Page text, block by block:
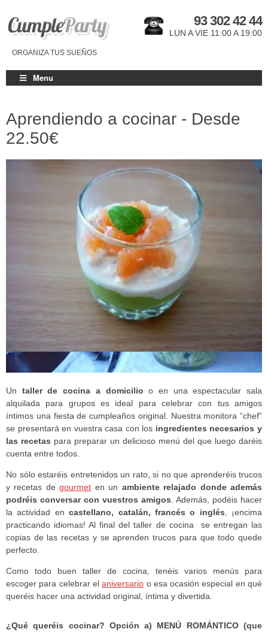
ORGANIZA TUS SUEÑOS
93 302 42 44
LUN A VIE 11:00 A 19:00
Menu
Aprendiendo a cocinar - Desde
22.50€
Un taller de cocina a domicilio o en una espectacular sala
alquilada para grupos es ideal para celebrar con tus amigos
íntimos una fiesta de cumpleaños original. Nuestra monitora “chef”
se presentará en vuestra casa con los ingredientes necesarios y
las recetas para preparar un delicioso menú del que luego daréis
cuenta entre todos.
No sólo estaréis entretenidos un rato, si no que aprenderéis trucos
y recetas degourmet en un ambiente relajado donde además
podréis conversar con vuestros amigos . Además, podéis hacer
la actividad en castellano, catalán, francés o inglés , ¡encima
practicando idiomas! Al final del taller de cocina se entregan las
copias de las recetas y se aprenden trucos para que todo quede
perfecto.
Como todo buen taller de cocina, tenéis varios menús para
escoger para celebrar elaniversario o esa ocasión especial en qué
queréis hacer una actividad original, íntima y divertida.
¿Qué queréis cocinar? Opción a) MENÚ ROMÁNTICO (que